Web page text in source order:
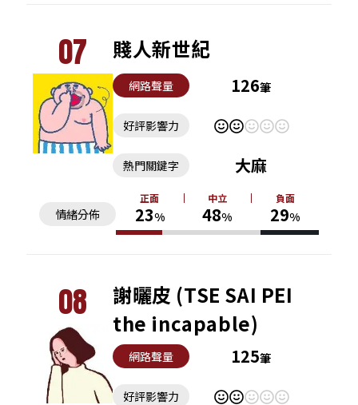
07 賤人新世紀
網路聲量 126筆
好評影響力
情緒分佈
正面
23%
中立
48%
負面
29%
熱門關鍵字 大麻
08
謝曬皮 (TSE SAI PEI
the incapable)
網路聲量 125筆
好評影響力